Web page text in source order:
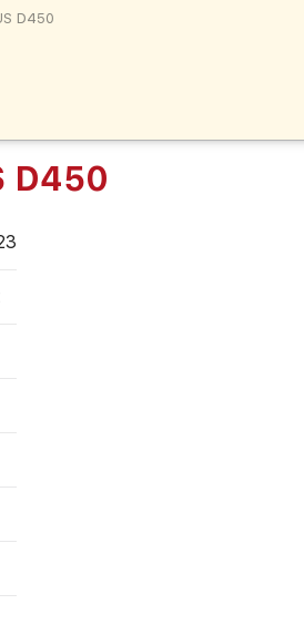
D450
D450